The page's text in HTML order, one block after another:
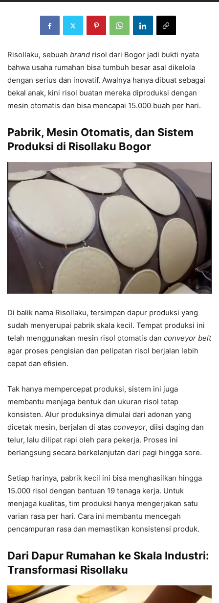
Risollaku, sebuah brand risol dari Bogor jadi bukti nyata
bahwa usaha rumahan bisa tumbuh besar asal dikelola
dengan serius dan inovatif. Awalnya hanya dibuat sebagai
bekal anak, kini risol buatan mereka diproduksi dengan
mesin otomatis dan bisa mencapai 15.000 buah per hari.
Pabrik, Mesin Otomatis, dan Sistem
Produksi di Risollaku Bogor
Di balik nama Risollaku, tersimpan dapur produksi yang
sudah menyerupai pabrik skala kecil. Tempat produksi ini
telah menggunakan mesin risol otomatis dan conveyor belt
agar proses pengisian dan pelipatan risol berjalan lebih
cepat dan efisien.
Tak hanya mempercepat produksi, sistem ini juga
membantu menjaga bentuk dan ukuran risol tetap
konsisten. Alur produksinya dimulai dari adonan yang
dicetak mesin, berjalan di atas conveyor, diisi daging dan
telur, lalu dilipat rapi oleh para pekerja. Proses ini
berlangsung secara berkelanjutan dari pagi hingga sore.
Setiap harinya, pabrik kecil ini bisa menghasilkan hingga
15.000 risol dengan bantuan 19 tenaga kerja. Untuk
menjaga kualitas, tim produksi hanya mengerjakan satu
varian rasa per hari. Cara ini membantu mencegah
pencampuran rasa dan memastikan konsistensi produk.
Dari Dapur Rumahan ke Skala Industri:
Transformasi Risollaku